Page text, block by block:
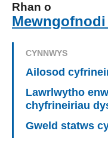
Rhan o
CYNNWYS
Ailosod
Lawrlwytho
chyfrineiriau
Gweld statws